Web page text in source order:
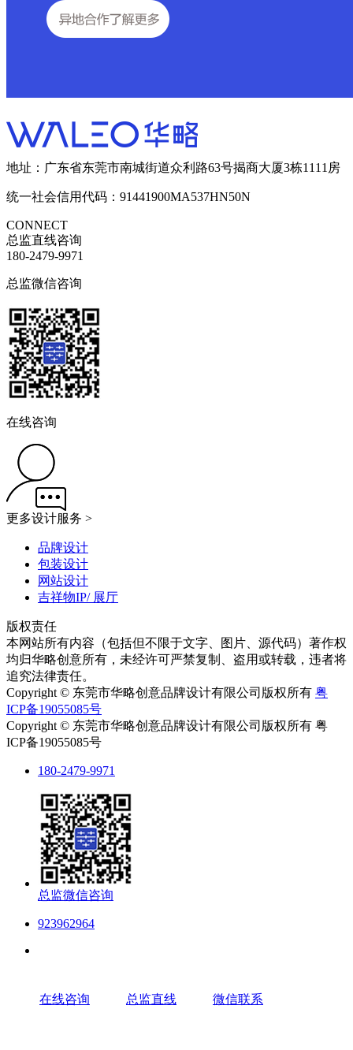
地址：广东省东莞市南城街道众利路63号揭商大厦3栋1111房
统一社会信用代码：91441900MA537HN50N
CONNECT
总监直线咨询
180-2479-9971
总监微信咨询
在线咨询
更多设计服务 >
品牌设计
包装设计
网站设计
吉祥物IP/ 展厅
版权责任
本网站所有内容（包括但不限于文字、图片、源代码）著作权
均归华略创意所有，未经许可严禁复制、盗用或转载，违者将
追究法律责任。
Copyright © 东莞市华略创意品牌设计有限公司版权所有 粤
ICP备19055085号
Copyright © 东莞市华略创意品牌设计有限公司版权所有 粤
ICP备19055085号
180-2479-9971
总监微信咨询
923962964
在线咨询 总监直线 微信联系